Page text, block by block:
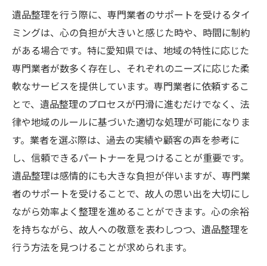
専門店で体感できる心温まるサービス
遺品整理を通じて感じる心の変化
愛知県での遺品整理における温かみ
心温まる方法で進める整理のヒント
故人への感謝を表すプロセス
愛知県の遺品整理で心の整理を同時に進める方
故人との思い出を振り返る整理の仕方
心の整理をサポートする専門店の役割
愛知県で心温まる整理を進めるために
感情と共に進める遺品整理の手法
精神的な整理を助けるカウンセリング
愛知県の遺品整理で心の負担を和らげる
遺品整理を行う際に、専門業者のサポートを受けるタイ
ミングは、心の負担が大きいと感じた時や、時間に制約
がある場合です。特に愛知県では、地域の特性に応じた
専門業者が数多く存在し、それぞれのニーズに応じた柔
軟なサービスを提供しています。専門業者に依頼するこ
とで、遺品整理のプロセスが円滑に進むだけでなく、法
律や地域のルールに基づいた適切な処理が可能になりま
す。業者を選ぶ際は、過去の実績や顧客の声を参考に
し、信頼できるパートナーを見つけることが重要です。
遺品整理は感情的にも大きな負担が伴いますが、専門業
者のサポートを受けることで、故人の思い出を大切にし
ながら効率よく整理を進めることができます。心の余裕
を持ちながら、故人への敬意を表わしつつ、遺品整理を
行う方法を見つけることが求められます。